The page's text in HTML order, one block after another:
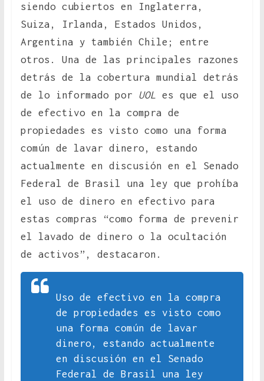
siendo cubiertos en Inglaterra,
Suiza, Irlanda, Estados Unidos,
Argentina y también Chile; entre
otros. Una de las principales razones
detrás de la cobertura mundial detrás
de lo informado por UOL es que el uso
de efectivo en la compra de
propiedades es visto como una forma
común de lavar dinero, estando
actualmente en discusión en el Senado
Federal de Brasil una ley que prohíba
el uso de dinero en efectivo para
estas compras “como forma de prevenir
el lavado de dinero o la ocultación
de activos”, destacaron.
Uso de efectivo en la compra
de propiedades es visto como
una forma común de lavar
dinero, estando actualmente
en discusión en el Senado
Federal de Brasil una ley